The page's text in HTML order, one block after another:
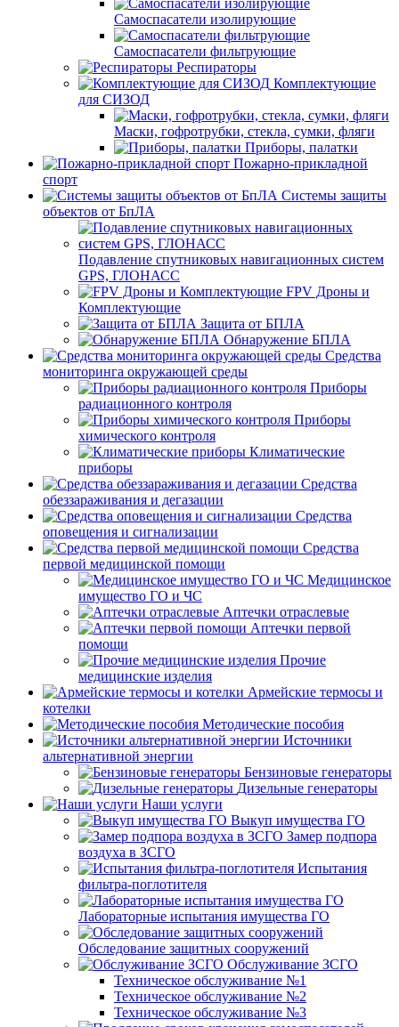
Самоспасатели изолирующие
Самоспасатели фильтрующие
Респираторы
Комплектующие
для СИЗОД
Маски, гофротрубки, стекла, сумки, фляги
Приборы, палатки
Пожарно-прикладной
спорт
Системы защиты
объектов от БпЛА
Подавление спутниковых навигационных систем
GPS, ГЛОНАСС
FPV Дроны и
Комплектующие
Защита от БПЛА
Обнаружение БПЛА
Средства
мониторинга окружающей среды
Приборы
радиационного контроля
Приборы
химического контроля
Климатические
приборы
Средства
обеззараживания и дегазации
Средства
оповещения и сигнализации
Средства
первой медицинской помощи
Медицинское
имущество ГО и ЧС
Аптечки отраслевые
Аптечки первой
помощи
Прочие
медицинские изделия
Армейские термосы и
котелки
Методические пособия
Источники
альтернативной энергии
Бензиновые генераторы
Дизельные генераторы
Наши услуги
Выкуп имущества ГО
Замер подпора
воздуха в ЗСГО
Испытания
фильтра-поглотителя
Лабораторные испытания имущества ГО
Обследование защитных сооружений
Обслуживание ЗСГО
Техническое обслуживание №1
Техническое обслуживание №2
Техническое обслуживание №3